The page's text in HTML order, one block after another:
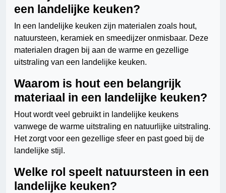
een landelijke keuken?
In een landelijke keuken zijn materialen zoals hout,
natuursteen, keramiek en smeedijzer onmisbaar. Deze
materialen dragen bij aan de warme en gezellige
uitstraling van een landelijke keuken.
Waarom is hout een belangrijk
materiaal in een landelijke keuken?
Hout wordt veel gebruikt in landelijke keukens
vanwege de warme uitstraling en natuurlijke uitstraling.
Het zorgt voor een gezellige sfeer en past goed bij de
landelijke stijl.
Welke rol speelt natuursteen in een
landelijke keuken?